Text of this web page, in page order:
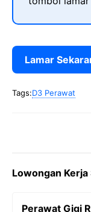
Lamar
Tags:D3 Perawat
Lowongan Kerja
Perawat Gigi